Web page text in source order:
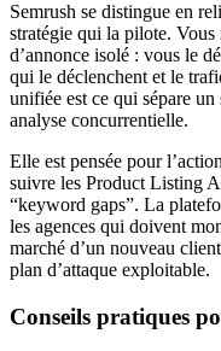
Semrush se distingue en
stratégie qui la pilote.
d’annonce isolé : vous le
qui le déclenchent et le
unifiée est ce qui sépare
analyse concurrentielle.
Elle est pensée pour
suivre les Product Listing
“keyword gaps”. La
les agences qui doivent
marché d’un nouveau
plan d’attaque exploitable.
Conseils pratiques